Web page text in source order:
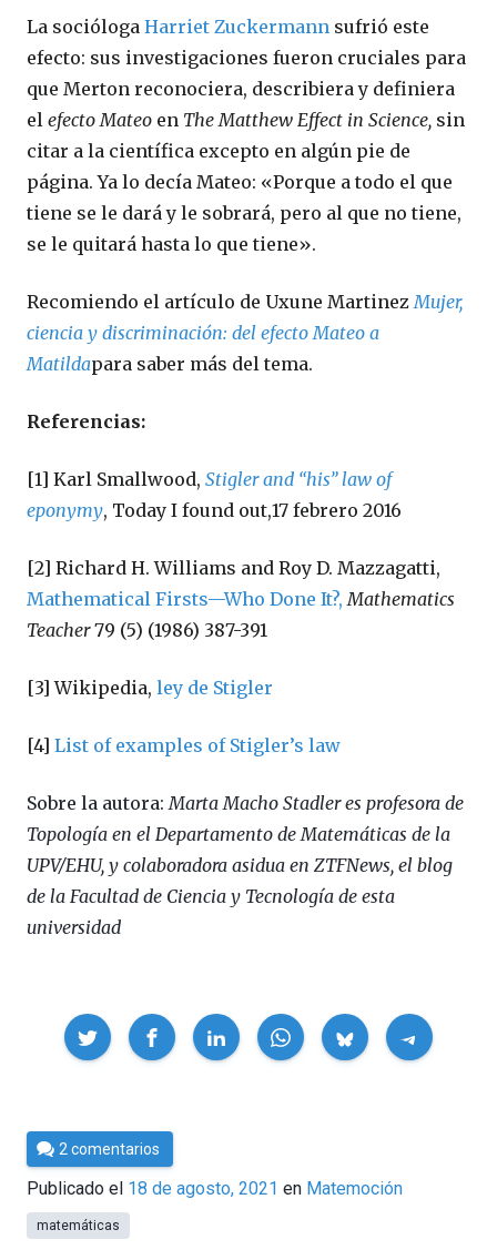
La socióloga Harriet Zuckermann sufrió este
efecto: sus investigaciones fueron cruciales para
que Merton reconociera, describiera y definiera
el efecto Mateo en The Matthew Effect in Science, sin
citar a la científica excepto en algún pie de
página. Ya lo decía Mateo: «Porque a todo el que
tiene se le dará y le sobrará, pero al que no tiene,
se le quitará hasta lo que tiene».
Recomiendo el artículo de Uxune MartinezMujer,
ciencia y discriminación: del efecto Mateo a
Matildapara saber más del tema.
Referencias:
[1] Karl Smallwood, Stigler and “his” law of
eponymy, Today I found out,17 febrero 2016
[2] Richard H. Williams and Roy D. Mazzagatti,
Mathematical Firsts—Who Done It?, Mathematics
Teacher79 (5) (1986) 387-391
[3] Wikipedia, ley de Stigler
[4] List of examples of Stigler’s law
Sobre la autora:Marta Macho Stadler es profesora de
Topología en el Departamento de Matemáticas de la
UPV/EHU, y colaboradora asidua en ZTFNews, el blog
de la Facultad de Ciencia y Tecnología de esta
universidad
Compartir
Por
César
Tomé
2 comentarios
Publicado el 18 de agosto, 2021 en Matemoción
matemáticas